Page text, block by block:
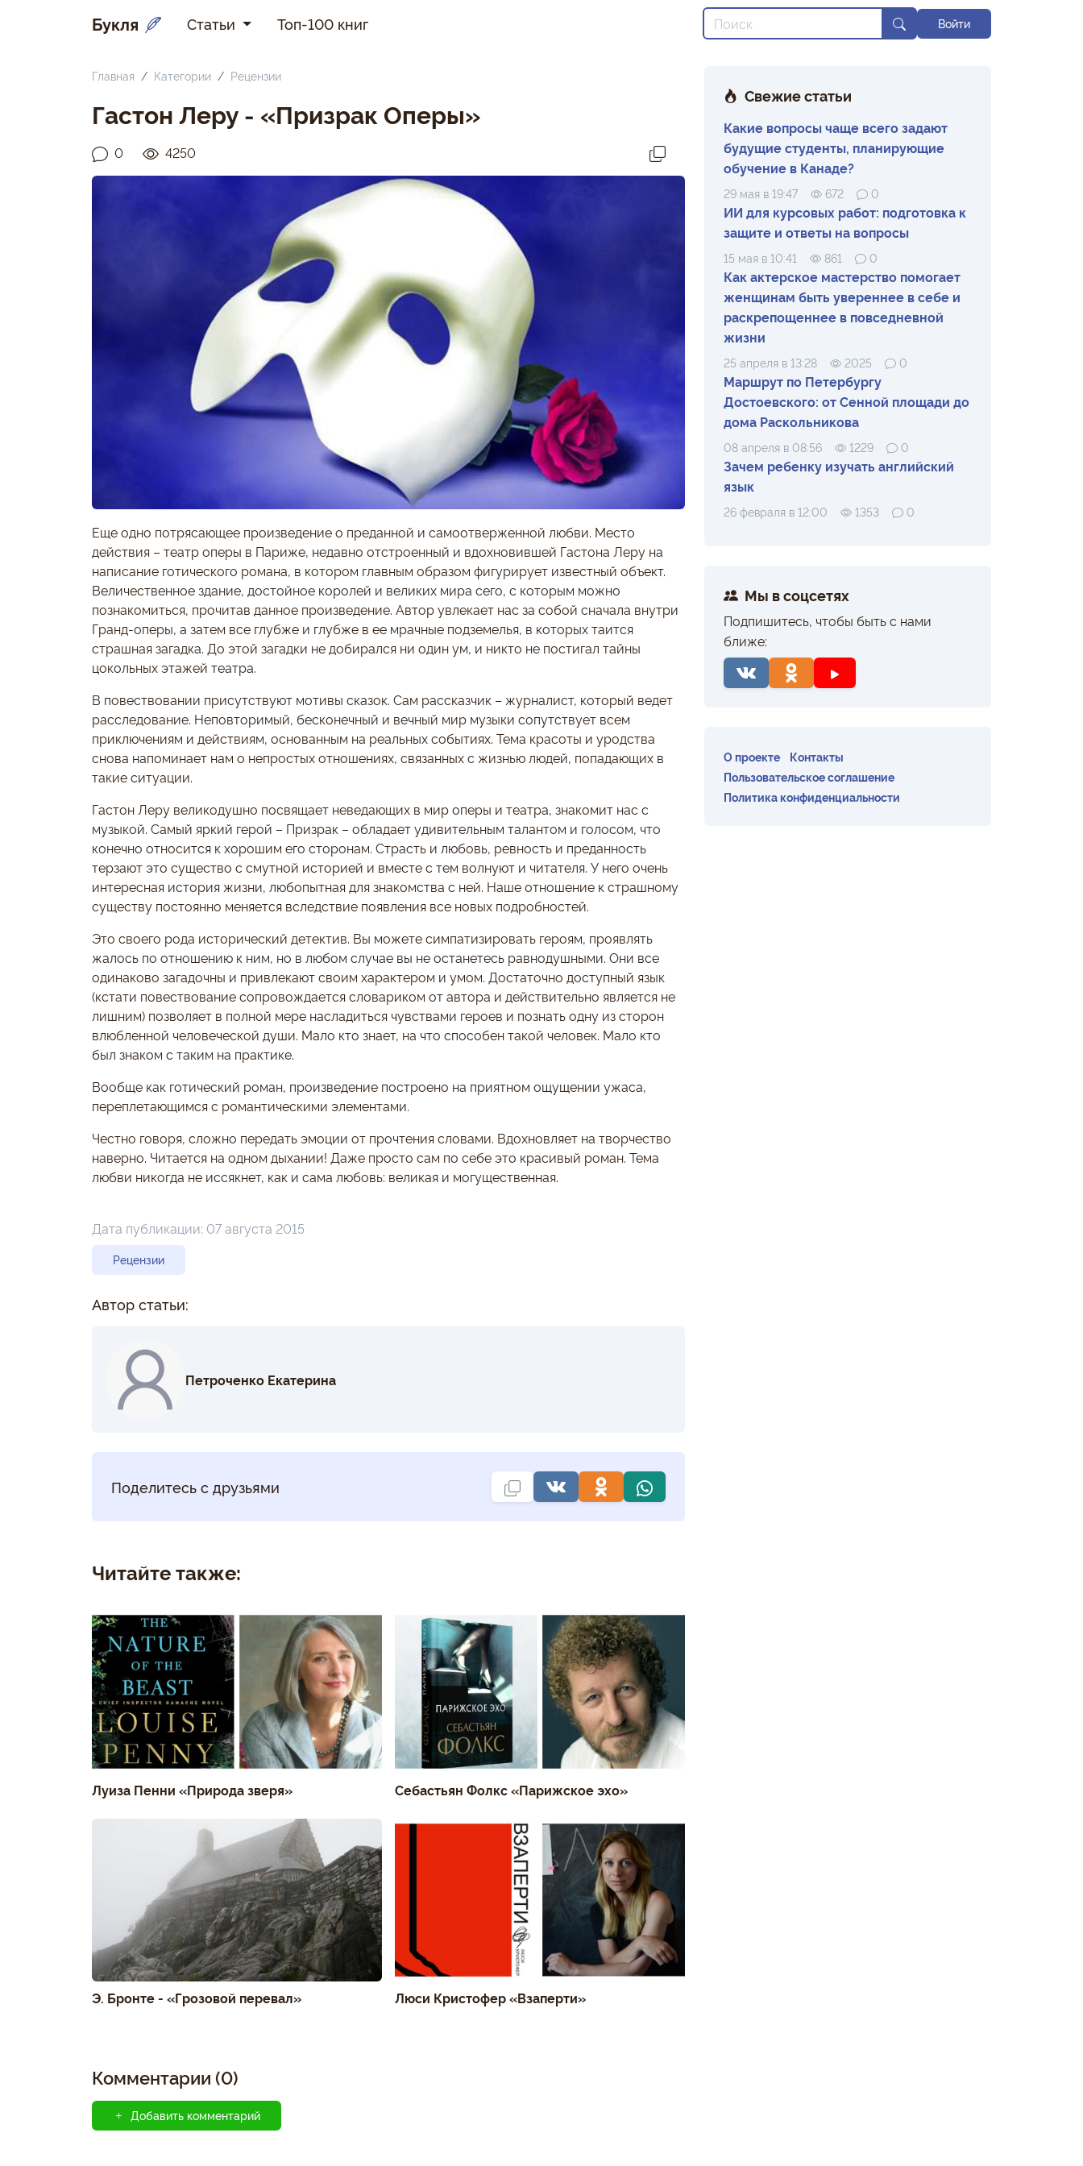
Букля Статьи Топ-100 книг Войти
Главная Категории Рецензии
Гастон Леру - «Призрак Оперы»
0 4250
Еще одно потрясающее произведение о преданной и самоотверженной любви. Место
действия – театр оперы в Париже, недавно отстроенный и вдохновившей Гастона Леру на
написание готического романа, в котором главным образом фигурирует известный объект.
Величественное здание, достойное королей и великих мира сего, с которым можно
познакомиться, прочитав данное произведение. Автор увлекает нас за собой сначала внутри
Гранд-оперы, а затем все глубже и глубже в ее мрачные подземелья, в которых таится
страшная загадка. До этой загадки не добирался ни один ум, и никто не постигал тайны
цокольных этажей театра.
В повествовании присутствуют мотивы сказок. Сам рассказчик – журналист, который ведет
расследование. Неповторимый, бесконечный и вечный мир музыки сопутствует всем
приключениям и действиям, основанным на реальных событиях. Тема красоты и уродства
снова напоминает нам о непростых отношениях, связанных с жизнью людей, попадающих в
такие ситуации.
Гастон Леру великодушно посвящает неведающих в мир оперы и театра, знакомит нас с
музыкой. Самый яркий герой – Призрак – обладает удивительным талантом и голосом, что
конечно относится к хорошим его сторонам. Страсть и любовь, ревность и преданность
терзают это существо с смутной историей и вместе с тем волнуют и читателя. У него очень
интересная история жизни, любопытная для знакомства с ней. Наше отношение к страшному
существу постоянно меняется вследствие появления все новых подробностей.
Это своего рода исторический детектив. Вы можете симпатизировать героям, проявлять
жалось по отношению к ним, но в любом случае вы не останетесь равнодушными. Они все
одинаково загадочны и привлекают своим характером и умом. Достаточно доступный язык
(кстати повествование сопровождается словариком от автора и действительно является не
лишним) позволяет в полной мере насладиться чувствами героев и познать одну из сторон
влюбленной человеческой души. Мало кто знает, на что способен такой человек. Мало кто
был знаком с таким на практике.
Вообще как готический роман, произведение построено на приятном ощущении ужаса,
переплетающимся с романтическими элементами.
Честно говоря, сложно передать эмоции от прочтения словами. Вдохновляет на творчество
наверно. Читается на одном дыхании! Даже просто сам по себе это красивый роман. Тема
любви никогда не иссякнет, как и сама любовь: великая и могущественная.
Дата публикации: 07 августа 2015
Рецензии
Автор статьи:
Петроченко Екатерина
Поделитесь с друзьями
Читайте также:
Луиза Пенни «Природа зверя» Себастьян Фолкс «Парижское эхо»
Э. Бронте - «Грозовой перевал» Люси Кристофер «Взаперти»
Комментарии (0)
Добавить комментарий
Свежие статьи
Какие вопросы чаще всего задают
будущие студенты, планирующие
обучение в Канаде?
29 мая в 19:47 672 0
ИИ для курсовых работ: подготовка к
защите и ответы на вопросы
15 мая в 10:41 861 0
Как актерское мастерство помогает
женщинам быть увереннее в себе и
раскрепощеннее в повседневной
жизни
25 апреля в 13:28 2025 0
Маршрут по Петербургу
Достоевского: от Сенной площади до
дома Раскольникова
08 апреля в 08:56 1229 0
Зачем ребенку изучать английский
язык
26 февраля в 12:00 1353 0
Мы в соцсетях
Подпишитесь, чтобы быть с нами
ближе:
О проекте
Контакты
Пользовательское соглашение
Политика конфиденциальности